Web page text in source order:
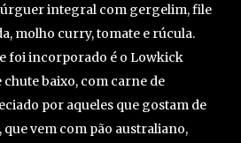
integral com gergelim, file
molho curry, tomate e rúcula.
foi incorporado é o Lowkick
baixo, com carne de
por aqueles que gostam de
vem com pão australiano,